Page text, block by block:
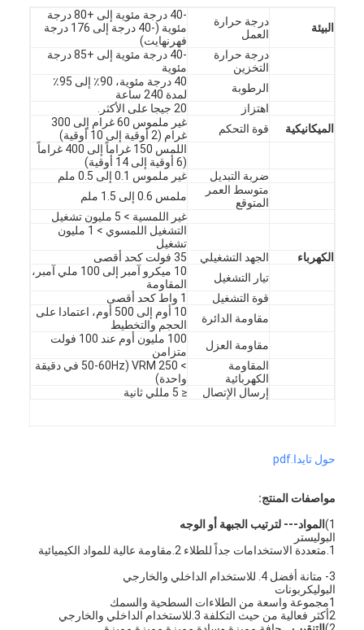
معلومات عنا
جولة في المصنع
مراقبة الجودة
أخبار
اطلب اقتباس
مفتاح غشاء LED
تبديل الغشاء اللمسي
البيئة
درجة حرارة
العمل
-40 درجة مئوية إلى +80 درجة
مئوية (-40 درجة إلى 176 درجة
فهرنهايت)
درجة حرارة
التخزين
-40 درجة مئوية إلى +85 درجة
مئوية
الرطوبة
40 درجة مئوية، 90٪ إلى 95٪
لمدة 240 ساعة
اهتزاز
20 جيجا على الأكثر.
الميكانيكية
قوة التحكم
غير ملموس 60 غرام إلى 300
غرام (2 أوقية إلى 10 أوقية)
اللمس 150 غراماً إلى 400 غراماً
(6 أوقية إلى 14 أوقية)
ضربة التبديل
غير ملموس 0.1 إلى 0.5 ملم
متوسط العمر
المتوقع
ملمس 0.6 إلى 1.5 ملم
غير اللمسية > 5 مليون تشغيل
التشغيل اللمسوي > 1 مليون
تشغيل
الكهرباء
الجهد التشغيلي
35 فولت كحد أقصى
تيار التشغيل
10 ميكرو آمبر إلى 100 ملي آمبر،
المقاومة
قوة التشغيل
1 واط كحد أقصى
مقاومة الدائرة
10 أوم إلى 500 أوم، اعتمادا على
الحجم والتخطيط
مقاومة العزل
100 مليون أوم عند 100 فولت
متزامن
المقاومة
الكهربائية
> 250 VRM (50-60Hz في دقيقة
واحدة)
إرسال الإتصال
≤ 5 مللي ثانية
حول تايدا.pdf
مواصفات المنتج:
1)
المواد--- لترتيب الجبهة أو الوجه
البوليستر
1.متعددة الاستخدامات جداً للطلاء 2.مقاومة عالية للمواد الكيميائية
3- متانة أفضل 4. للاستخدام الداخلي والخارجي
البوليكربونات
1مجموعة واسعة من الطلاءات السطحية والسمك
2أكثر فعالية من حيث التكلفة 3.للاستخدام الداخلي والخارجي